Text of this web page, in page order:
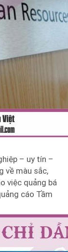
– uy tín –
về màu sắc,
việc quảng bá
cáo Tầm